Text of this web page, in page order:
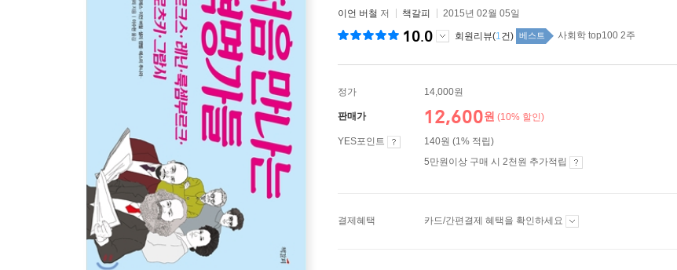
이언 버철 저 책갈피 2015년 02월 05일
10.0 회원리뷰(1건) 베스트 사회학 top100 2주
정가 14,000원
판매가 12,600원 (10% 할인)
YES포인트
140원 (1% 적립)
5만원이상 구매 시 2천원 추가적립
결제혜택 카드/간편결제 혜택을 확인하세요